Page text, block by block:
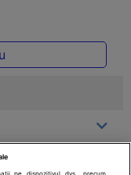
pe dispozitivul dvs., precum